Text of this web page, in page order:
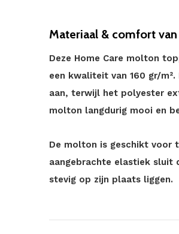
Materiaal & comfort
Deze Home Care molton
een kwaliteit van 160 gr/
aan, terwijl het polyester
molton langdurig mooi en
De molton is geschikt voor
aangebrachte elastiek sluit
stevig op zijn plaats liggen.